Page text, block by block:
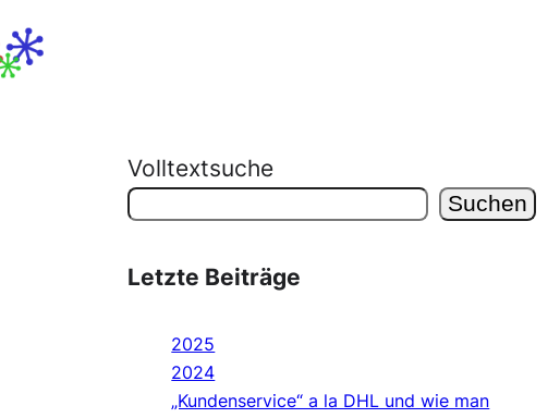
Volltextsuche
Suchen
Letzte Beiträge
2025
2024
„Kundenservice“ a la DHL und wie man